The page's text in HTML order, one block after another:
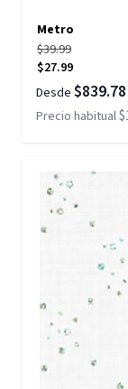
Metro
$39.99
$27.99
Desde $839.78
Precio habitual